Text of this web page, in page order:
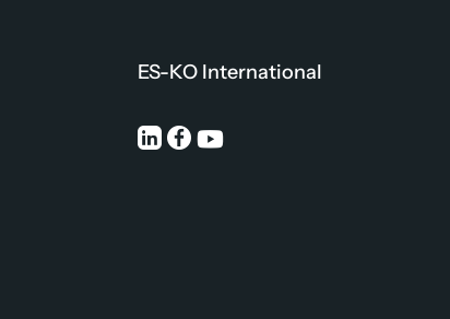
ES-KO International